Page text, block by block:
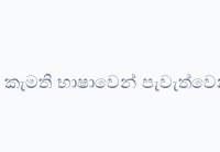
භාෂාවෙන්